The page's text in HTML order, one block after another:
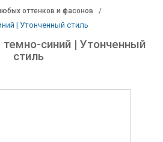
оттенков и фасонов
| Утонченный стиль
темно-синий | Утонченный
стиль